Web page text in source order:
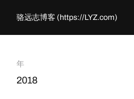
骆远志博客 (https://LYZ.com)
年
2018